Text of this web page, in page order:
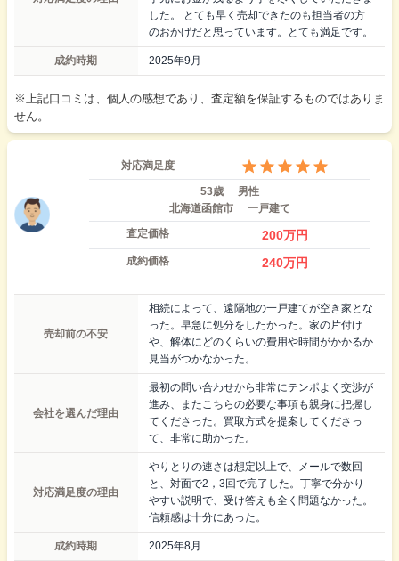
した。 とても早く売却できたのも担当者の方
のおかげだと思っています。とても満足です。
成約時期 2025年9月
※上記口コミは、個人の感想であり、査定額を保証するものではありま
せん。
対応満足度
53歳
男性
北海道函館市
一戸建て
査定価格
200万円
成約価格 240万円
売却前の不安
相続によって、遠隔地の一戸建てが空き家とな
った。早急に処分をしたかった。家の片付け
や、解体にどのくらいの費用や時間がかかるか
見当がつかなかった。
会社を選んだ理由
最初の問い合わせから非常にテンポよく交渉が
進み、またこちらの必要な事項も親身に把握し
てくださった。買取方式を提案してくださっ
て、非常に助かった。
対応満足度の理由
やりとりの速さは想定以上で、メールで数回
と、対面で2，3回で完了した。丁寧で分かり
やすい説明で、受け答えも全く問題なかった。
信頼感は十分にあった。
成約時期 2025年8月